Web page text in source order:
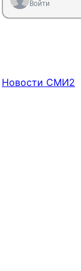
Войти
Новости СМИ2